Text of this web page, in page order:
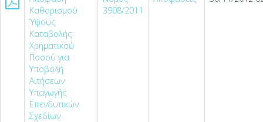
Καθορισμού
Ύψους
Καταβολής
Χρηματικού
Ποσού για
Υποβολή
Αιτήσεων
Υπαγωγής
Επενδυτικών
Σχεδίων
3908/2011